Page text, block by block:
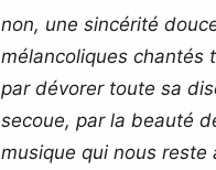
non, une sincérité
mélancoliques chantés
par dévorer toute sa
secoue, par la beauté
musique qui nous reste